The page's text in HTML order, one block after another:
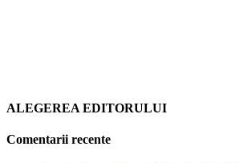
ALEGEREA EDITORULUI
Comentarii recente